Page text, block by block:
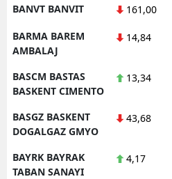
BANVT BANVIT 161,00
BARMA BAREM
AMBALAJ
14,84
BASCM BASTAS
BASKENT CIMENTO
13,34
BASGZ BASKENT
DOGALGAZ GMYO
43,68
BAYRK BAYRAK
TABAN SANAYI
4,17